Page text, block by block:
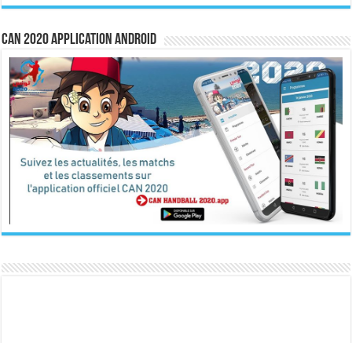
CAN 2020 Application Android